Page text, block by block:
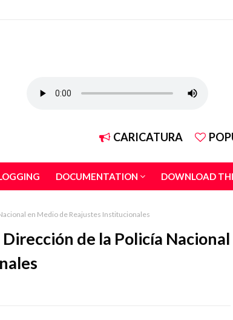
CARICATURA
DOCUMENTATION DOWNLOAD
en Medio de Reajustes Institucionales
de la Policía Nacional